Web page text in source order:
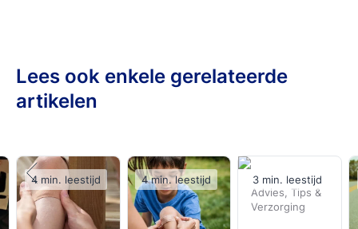
Lees ook enkele gerelateerde
artikelen
4 min. leestijd
4 min. leestijd
Advies, Tips &
Verzorging
3 min. leestijd